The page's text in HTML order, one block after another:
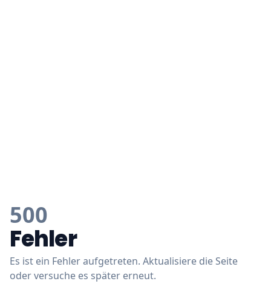
500
Fehler
Es ist ein Fehler aufgetreten. Aktualisiere die Seite
oder versuche es später erneut.